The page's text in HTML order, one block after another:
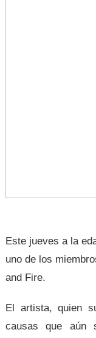
Este jueves a la
uno de los
and Fire.
El artista, quien
causas que aún